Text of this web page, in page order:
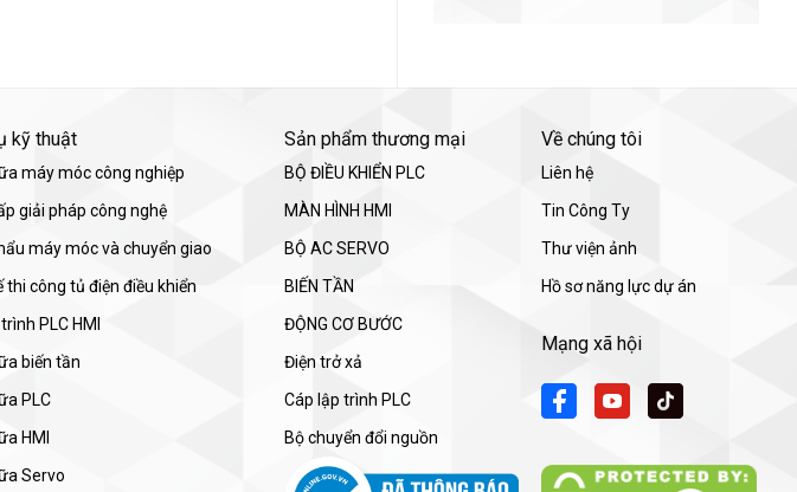
kỹ thuật
máy móc công nghiệp
giải pháp công nghệ
máy móc và chuyển giao
thi công tủ điện điều khiển
PLC HMI
biến tần
PLC
HMI
Servo
Sản phẩm thương mại
BỘ ĐIỀU KHIỂN PLC
MÀN HÌNH HMI
BỘ AC SERVO
BIẾN TẦN
ĐỘNG CƠ BƯỚC
Điện trở xả
Cáp lập trình PLC
Bộ chuyển đổi nguồn
Về chúng tôi
Liên hệ
Tin Công Ty
Thư viện ảnh
Hồ sơ năng lực dự án
Mạng xã hội